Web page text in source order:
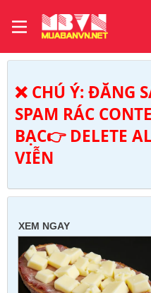
❌ CHÚ Ý: ĐĂNG
SPAM RÁC
BẠC👉 DELETE
VIỄN